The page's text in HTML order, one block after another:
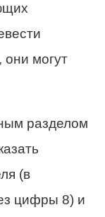
они могут
разделом
(в
цифры 8) и